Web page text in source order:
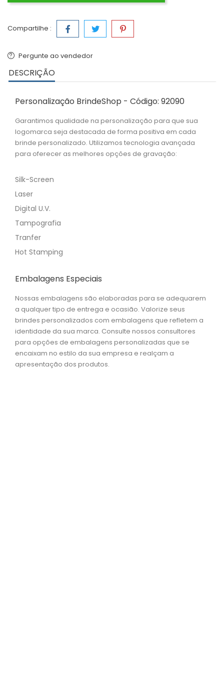
Compartilhe :
Pergunte ao vendedor
DESCRIÇÃO
Personalização BrindeShop - Código: 92090
Garantimos qualidade na personalização para que sua
logomarca seja destacada de forma positiva em cada
brinde personalizado. Utilizamos tecnologia avançada
para oferecer as melhores opções de gravação:
Silk-Screen
Laser
Digital U.V.
Tampografia
Tranfer
Hot Stamping
Embalagens Especiais
Nossas embalagens são elaboradas para se adequarem
a qualquer tipo de entrega e ocasião. Valorize seus
brindes personalizados com embalagens que refletem a
identidade da sua marca. Consulte nossos consultores
para opções de embalagens personalizadas que se
encaixam no estilo da sua empresa e realçam a
apresentação dos produtos.